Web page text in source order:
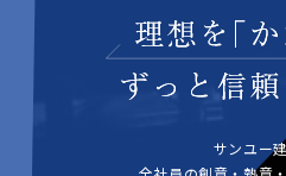
サンユー